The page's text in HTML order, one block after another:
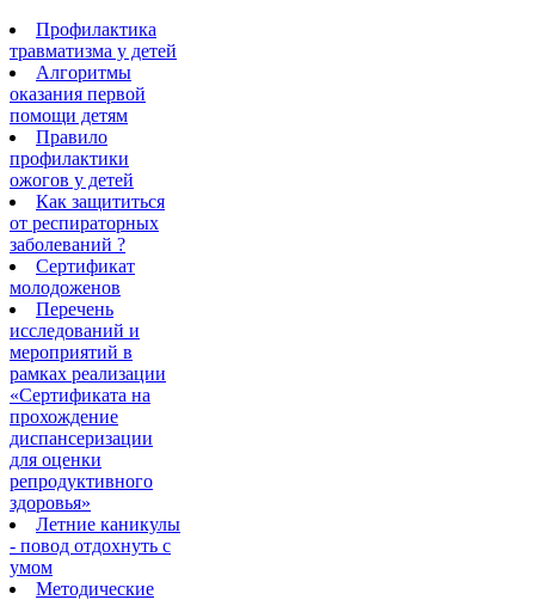
Профилактика
травматизма у детей
Алгоритмы
оказания первой
помощи детям
Правило
профилактики
ожогов у детей
Как защититься
от респираторных
заболеваний ?
Сертификат
молодоженов
Перечень
исследований и
мероприятий в
рамках реализации
«Сертификата на
прохождение
диспансеризации
для оценки
репродуктивного
здоровья»
Летние каникулы
- повод отдохнуть с
умом
Методические